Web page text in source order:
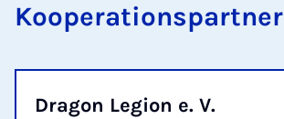
Kooperationspartner
Dragon Legion e. V.